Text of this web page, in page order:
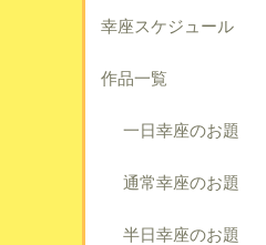
幸座スケジュール
作品一覧
一日幸座のお題
通常幸座のお題
半日幸座のお題